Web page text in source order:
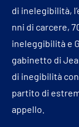
di inelegibilità,
nni di carcere,
ineleggibilità e
gabinetto di
di inegibilità
partito di
appello.